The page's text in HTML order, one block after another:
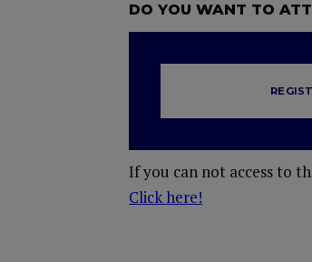
DO YOU WANT TO
If you can not access to
Click here!